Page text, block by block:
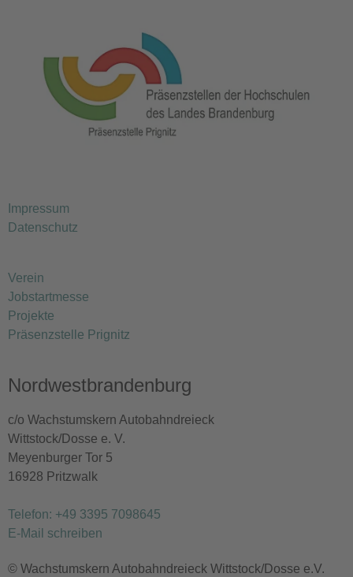
Nordwestbrandenburg
c/o Wachstumskern Autobahndreieck
Wittstock/Dosse e. V.
Meyenburger Tor 5
16928 Pritzwalk
Telefon: +49 3395 7098645
E-Mail schreiben
Verein
Jobstartmesse
Projekte
Präsenzstelle Prignitz
Impressum
Datenschutz
© Wachstumskern Autobahndreieck Wittstock/Dosse e.V.